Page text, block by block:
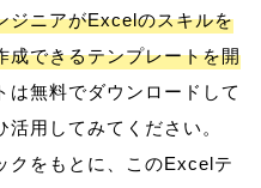
ジニアがExcelのスキルを
成できるテンプレートを開
は無料でダウンロードして
用してみてください。
クをもとに、このExcelテ